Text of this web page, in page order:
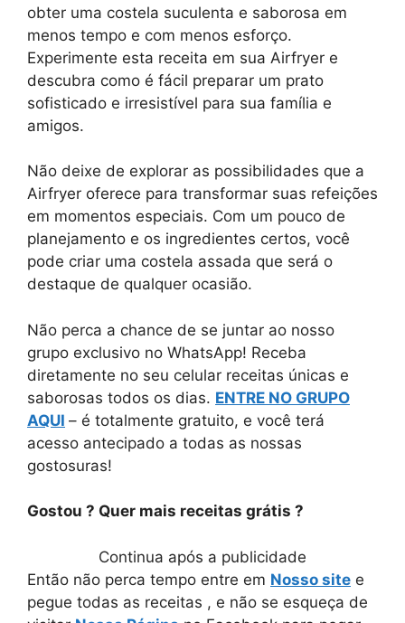
obter uma costela suculenta e saborosa em
menos tempo e com menos esforço.
Experimente esta receita em sua Airfryer e
descubra como é fácil preparar um prato
sofisticado e irresistível para sua família e
amigos.
Não deixe de explorar as possibilidades que a
Airfryer oferece para transformar suas refeições
em momentos especiais. Com um pouco de
planejamento e os ingredientes certos, você
pode criar uma costela assada que será o
destaque de qualquer ocasião.
Não perca a chance de se juntar ao nosso
grupo exclusivo no WhatsApp! Receba
diretamente no seu celular receitas únicas e
saborosas todos os dias. ENTRE NO GRUPO
AQUI – é totalmente gratuito, e você terá
acesso antecipado a todas as nossas
gostosuras!
Gostou ? Quer mais receitas grátis ?
Continua após a publicidade
Então não perca tempo entre em Nosso site e
pegue todas as receitas , e não se esqueça de